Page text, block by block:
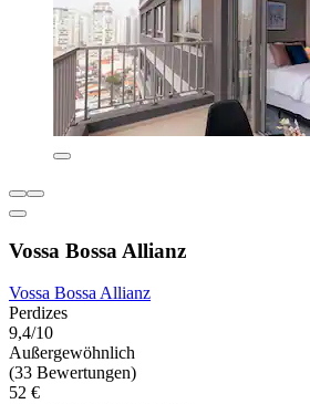
Vossa Bossa Allianz
Vossa Bossa Allianz
Perdizes
9,4/10
Außergewöhnlich
(33 Bewertungen)
52 €